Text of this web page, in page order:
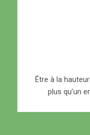
Être à la
plus qu’un